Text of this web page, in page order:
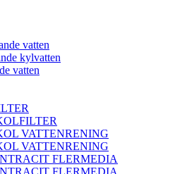
vatten
kylvatten
vatten
VATTENRENING
VATTENRENING
FLERMEDIA
FLERMEDIA